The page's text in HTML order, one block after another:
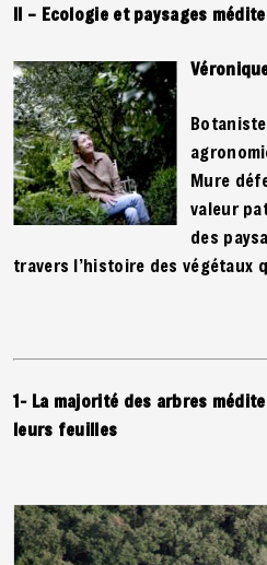
II – Ecologie et paysages
Mure
valeur
des
travers l’histoire des végétaux
1- La majorité des arbres
leurs feuilles